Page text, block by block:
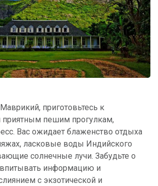
приготовьтесь к
приятным пешим прогулкам,
Вас ожидает блаженство отдыха
ласковые воды Индийского
солнечные лучи. Забудьте о
информацию и
с экзотической и